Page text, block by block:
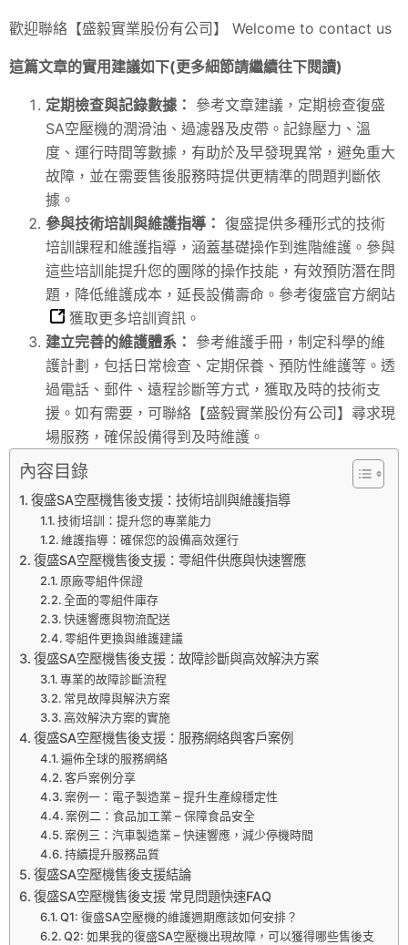
歡迎聯絡【盛毅實業股份有公司】 Welcome to contact us
這篇文章的實用建議如下(更多細節請繼續往下閱讀)
定期檢查與記錄數據： 參考文章建議，定期檢查復盛
SA空壓機的潤滑油、過濾器及皮帶。記錄壓力、溫
度、運行時間等數據，有助於及早發現異常，避免重大
故障，並在需要售後服務時提供更精準的問題判斷依
據。
參與技術培訓與維護指導： 復盛提供多種形式的技術
培訓課程和維護指導，涵蓋基礎操作到進階維護。參與
這些培訓能提升您的團隊的操作技能，有效預防潛在問
題，降低維護成本，延長設備壽命。參考復盛官方網站
獲取更多培訓資訊。
建立完善的維護體系： 參考維護手冊，制定科學的維
護計劃，包括日常檢查、定期保養、預防性維護等。透
過電話、郵件、遠程診斷等方式，獲取及時的技術支
援。如有需要，可聯絡【盛毅實業股份有公司】尋求現
場服務，確保設備得到及時維護。
內容目錄
復盛SA空壓機售後支援：技術培訓與維護指導
技術培訓：提升您的專業能力
維護指導：確保您的設備高效運行
復盛SA空壓機售後支援：零組件供應與快速響應
原廠零組件保證
全面的零組件庫存
快速響應與物流配送
零組件更換與維護建議
復盛SA空壓機售後支援：故障診斷與高效解決方案
專業的故障診斷流程
常見故障與解決方案
高效解決方案的實施
復盛SA空壓機售後支援：服務網絡與客戶案例
遍佈全球的服務網絡
客戶案例分享
案例一：電子製造業 – 提升生產線穩定性
案例二：食品加工業 – 保障食品安全
案例三：汽車製造業 – 快速響應，減少停機時間
持續提升服務品質
復盛SA空壓機售後支援結論
復盛SA空壓機售後支援 常見問題快速FAQ
Q1: 復盛SA空壓機的維護週期應該如何安排？
Q2: 如果我的復盛SA空壓機出現故障，可以獲得哪些售後支